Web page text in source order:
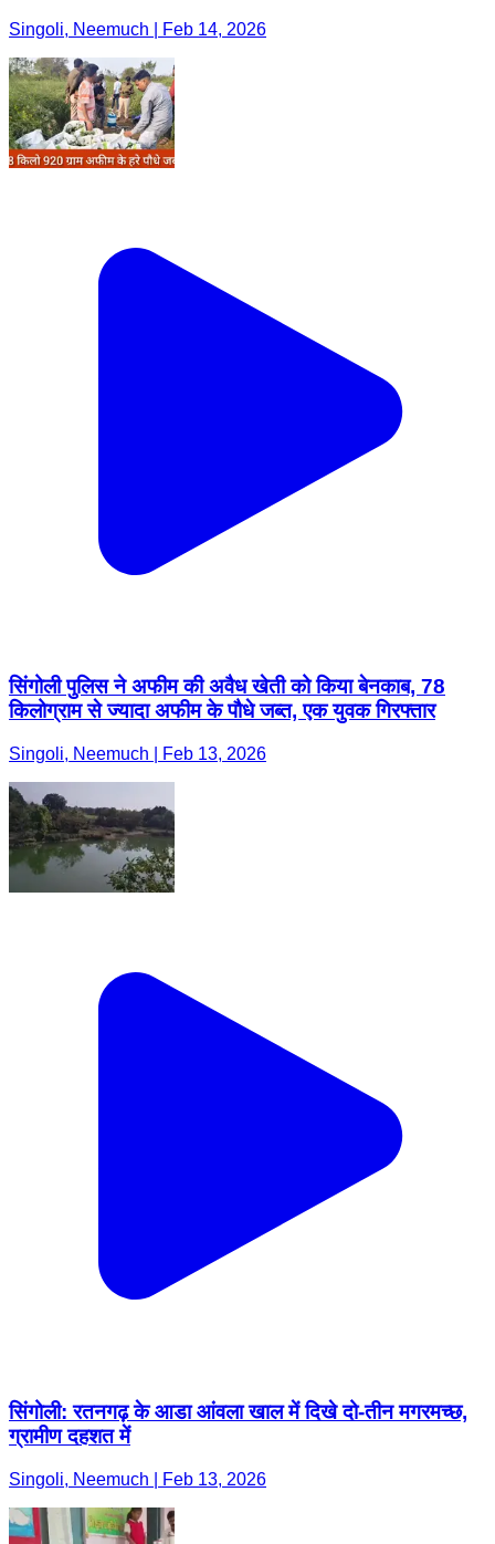
Singoli, Neemuch | Feb 14, 2026
सिंगोली पुलिस ने अफीम की अवैध खेती को किया बेनकाब, 78
किलोग्राम से ज्यादा अफीम के पौधे जब्त, एक युवक गिरफ्तार
Singoli, Neemuch | Feb 13, 2026
सिंगोली: रतनगढ़ के आडा आंवला खाल में दिखे दो-तीन मगरमच्छ,
ग्रामीण दहशत में
Singoli, Neemuch | Feb 13, 2026